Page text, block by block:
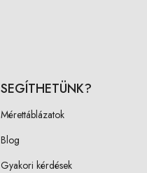
SEGÍTHETÜNK?
Mérettáblázatok
Blog
Gyakori kérdések